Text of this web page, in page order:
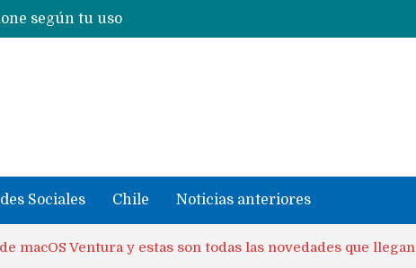
datos confidenciales a OpenAI
Sociales Chile Noticias anteriores
macOS Ventura y estas son todas las novedades que llegan